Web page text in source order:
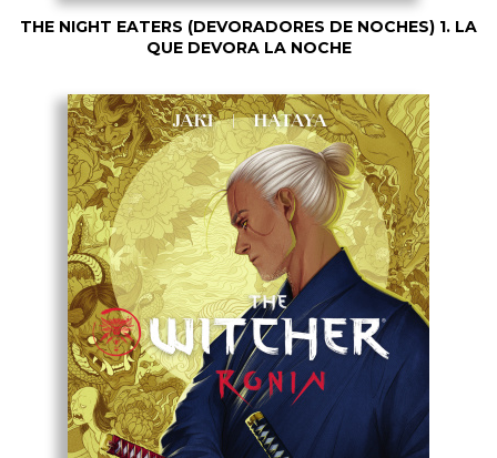
THE NIGHT EATERS (DEVORADORES DE NOCHES) 1. LA
QUE DEVORA LA NOCHE